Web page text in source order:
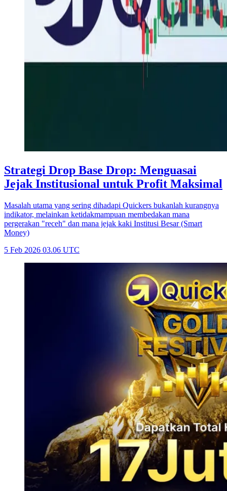
Strategi Drop Base Drop: Menguasai
Jejak Institusional untuk Profit Maksimal
Masalah utama yang sering dihadapi Quickers bukanlah kurangnya
indikator, melainkan ketidakmampuan membedakan mana
pergerakan "receh" dan mana jejak kaki Institusi Besar (Smart
Money)
5 Feb 2026 03.06 UTC